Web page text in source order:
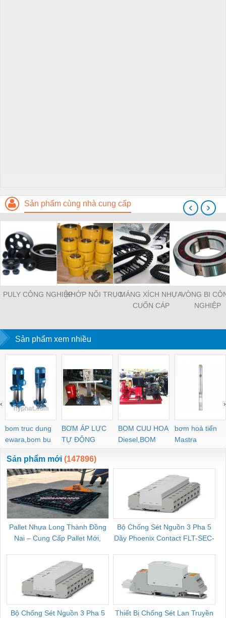
Sản phẩm cùng nhà cung cấp
PULY CÔNG NGHIỆPKHỚP NỐI TRỤCMÁNG XÍCH NHỰA
CUỐN CÁP
VÒNG BI
NGHIỆP
‹ ›
Sản phẩm xem nhiều
bom truc dung
ewara,bom bu
ewara
BƠM ÁP LỰC
TỰ ĐỘNG
BOM CUU HOA
Diesel,BOM
CHUA CHAY
bơm hoả tiển
Mastra
‹ ›
Sản phẩm mới (147896)
Pallet Nhựa Long Thành Đồng
Nai – Cung Cấp Pallet Mới,
Bộ Chống Sét Nguồn 3 Pha 5
Dây Phoenix Contact FLT-SEC-
Bộ Chống Sét Nguồn 3 Pha 5
Thiết Bị Chống Sét Lan Truyền